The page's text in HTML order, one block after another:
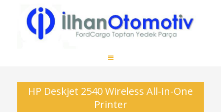
HP Deskjet 2540 Wireless All-in-One
Printer